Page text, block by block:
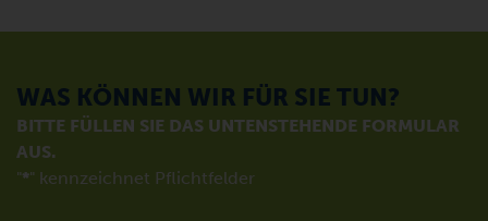
WAS KÖNNEN WIR FÜR SIE TUN?
BITTE FÜLLEN SIE DAS UNTENSTEHENDE FORMULAR
AUS.
"*" kennzeichnet Pflichtfelder